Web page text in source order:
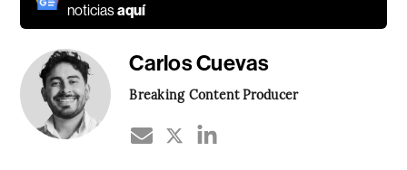
noticiasaquí
Carlos Cuevas
Breaking Content Producer